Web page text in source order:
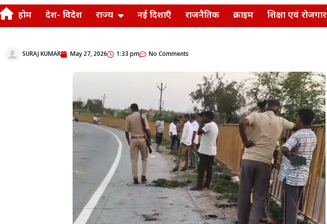
होम देश- विदेश राज्य नई दिशाएँ राजनैतिक क्राइम शिक्षा एवं रोजगार
SURAJ KUMAR May 27, 2026 1:33 pm No Comments